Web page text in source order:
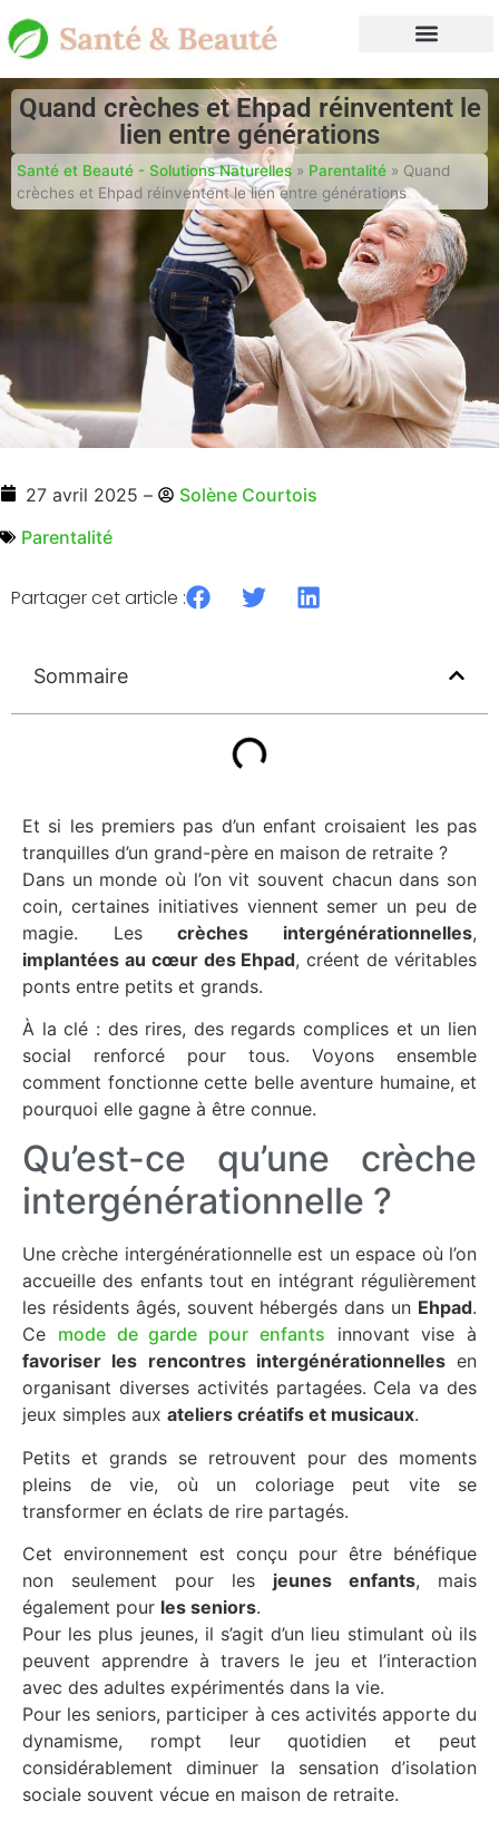
Quand crèches et Ehpad réinventent le
lien entre générations
Santé et Beauté - Solutions Naturelles » Parentalité » Quand
crèches et Ehpad réinventent le lien entre générations
27 avril 2025 –
Solène Courtois
Parentalité
Partager cet article :
Sommaire
Et si les premiers pas d’un enfant croisaient les pas
tranquilles d’un grand-père en maison de retraite ?
Dans un monde où l’on vit souvent chacun dans son
coin, certaines initiatives viennent semer un peu de
magie. Lescrèches intergénérationnelles,
implantées au cœur des Ehpad, créent de véritables
ponts entre petits et grands.
À la clé : des rires, des regards complices et un lien
social renforcé pour tous. Voyons ensemble
comment fonctionne cette belle aventure humaine, et
pourquoi elle gagne à être connue.
Qu’est-ce qu’une crèche
intergénérationnelle ?
Une crèche intergénérationnelle est un espace où l’on
accueille des enfants tout en intégrant régulièrement
les résidents âgés, souvent hébergés dans un Ehpad.
Ce mode de garde pour enfants innovant vise à
favoriser les rencontres intergénérationnellesen
organisant diverses activités partagées. Cela va des
jeux simples aux ateliers créatifs et musicaux.
Petits et grands se retrouvent pour des moments
pleins de vie, où un coloriage peut vite se
transformer en éclats de rire partagés.
Cet environnement est conçu pour être bénéfique
non seulement pour les jeunes enfants, mais
également pour les seniors.
Pour les plus jeunes, il s’agit d’un lieu stimulant où ils
peuvent apprendre à travers le jeu et l’interaction
avec des adultes expérimentés dans la vie.
Pour les seniors, participer à ces activités apporte du
dynamisme, rompt leur quotidien et peut
considérablement diminuer la sensation d’isolation
sociale souvent vécue en maison de retraite.